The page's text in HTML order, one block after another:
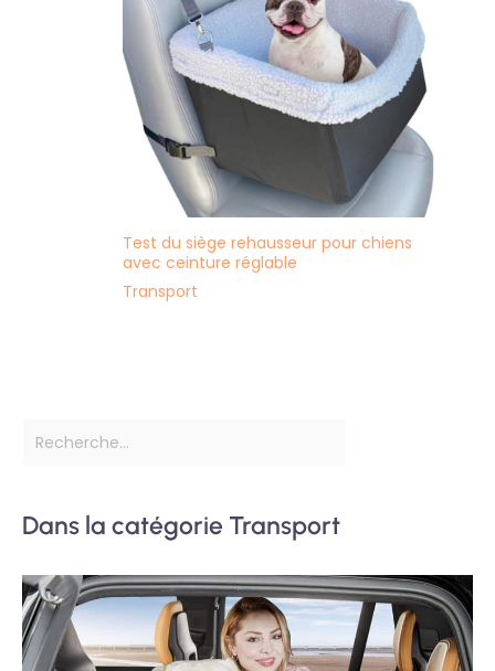
Test du siège rehausseur pour chiens
avec ceinture réglable
Transport
Dans la catégorie Transport